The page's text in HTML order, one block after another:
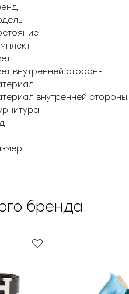
внутренней стороны
внутренней стороны
бренда